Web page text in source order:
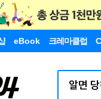
eBook 크레마클럽